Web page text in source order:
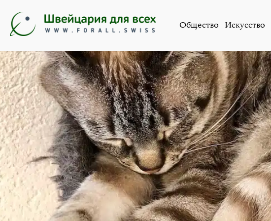
Общество Искусство